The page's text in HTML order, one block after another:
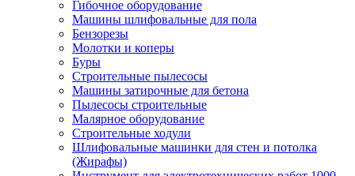
Гибочное оборудование
Машины шлифовальные для пола
Бензорезы
Молотки и коперы
Буры
Строительные пылесосы
Машины затирочные для бетона
Пылесосы строительные
Малярное оборудование
Строительные ходули
Шлифовальные машинки для стен и потолка
(Жирафы)